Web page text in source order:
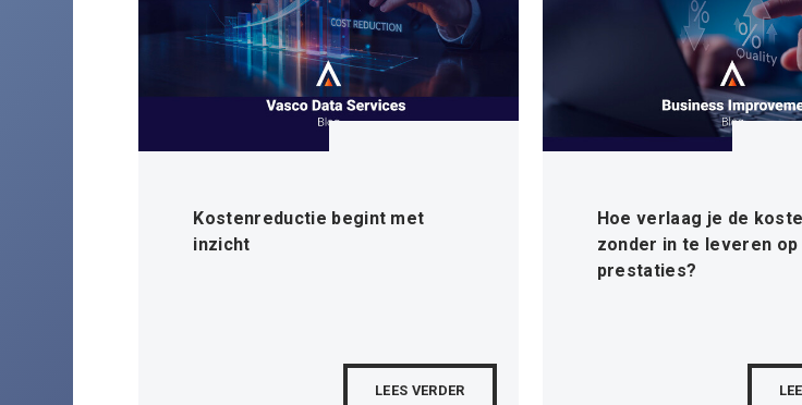
Kostenreductie begint met
inzicht
LEES VERDER
Hoe verlaag je de
zonder in te leveren op
prestaties?